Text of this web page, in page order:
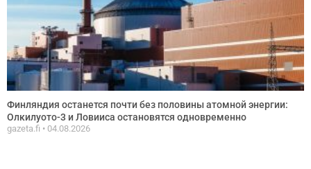
Финляндия останется почти без половины атомной энергии:
Олкилуото-3 и Ловииса остановятся одновременно
gazeta.fi 04.08.2026